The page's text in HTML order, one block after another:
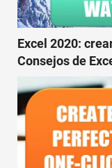
Excel 2020:
Consejos de